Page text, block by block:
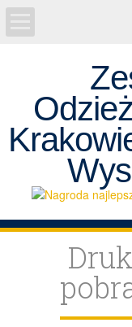
AKTUALNOŚCI
REKRUTACJA
SZKOŁA
Egzaminy
UCZEŃ